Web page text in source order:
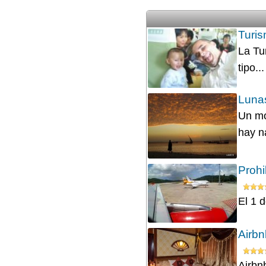
La
tipo...
Un
hay
El 1